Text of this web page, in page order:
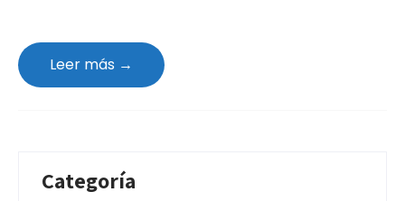
Leer más →
Categoría